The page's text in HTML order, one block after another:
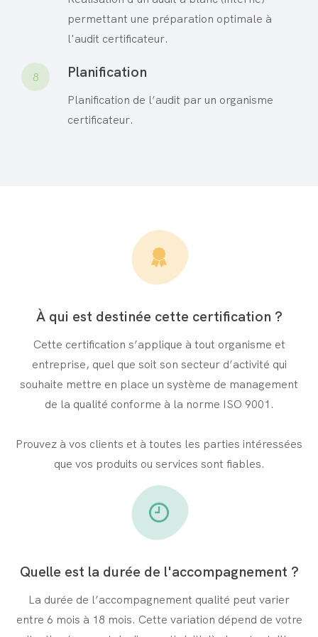
permettant une préparation optimale à
l'audit certificateur.
8 Planification
Planification de l’audit par un organisme
certificateur.
À qui est destinée cette certification ?
Cette certification s’applique à tout organisme et
entreprise, quel que soit son secteur d’activité qui
souhaite mettre en place un système de management
de la qualité conforme à la norme ISO 9001.
Prouvez à vos clients et à toutes les parties intéressées
que vos produits ou services sont fiables.
Quelle est la durée de l'accompagnement ?
La durée de l’accompagnement qualité peut varier
entre 6 mois à 18 mois. Cette variation dépend de votre